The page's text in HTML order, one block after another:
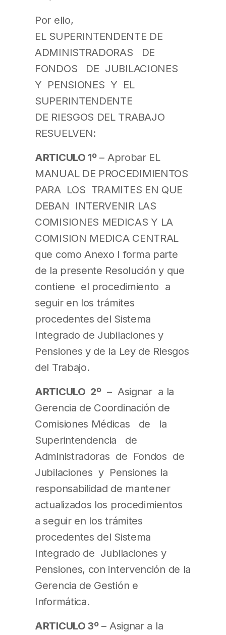
Por ello,
EL SUPERINTENDENTE DE
ADMINISTRADORAS DE
FONDOS DE JUBILACIONES
Y PENSIONES Y EL
SUPERINTENDENTE
DE RIESGOS DEL TRABAJO
RESUELVEN:
ARTICULO 1º– Aprobar EL
MANUAL DE PROCEDIMIENTOS
PARA LOS TRAMITES EN QUE
DEBAN INTERVENIR LAS
COMISIONES MEDICAS Y LA
COMISION MEDICA CENTRAL
que como Anexo I forma parte
de la presente Resolución y que
contiene el procedimiento a
seguir en los trámites
procedentes del Sistema
Integrado de Jubilaciones y
Pensiones y de la Ley de Riesgos
del Trabajo.
ARTICULO 2º– Asignar a la
Gerencia de Coordinación de
Comisiones Médicas de la
Superintendencia de
Administradoras de Fondos de
Jubilaciones y Pensiones la
responsabilidad de mantener
actualizados los procedimientos
a seguir en los trámites
procedentes del Sistema
Integrado de Jubilaciones y
Pensiones, con intervención de la
Gerencia de Gestión e
Informática.
ARTICULO 3º– Asignar a la